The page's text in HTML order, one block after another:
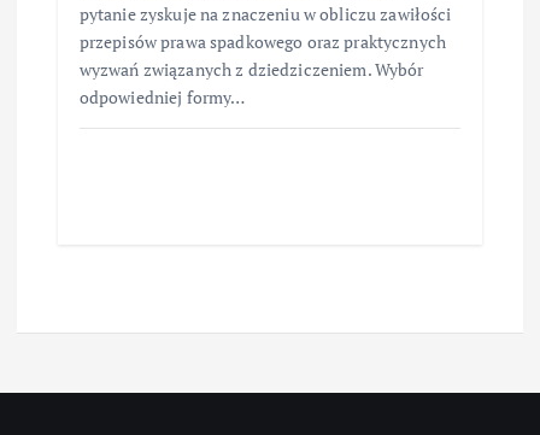
pytanie zyskuje na znaczeniu w obliczu zawiłości
przepisów prawa spadkowego oraz praktycznych
wyzwań związanych z dziedziczeniem. Wybór
odpowiedniej formy…